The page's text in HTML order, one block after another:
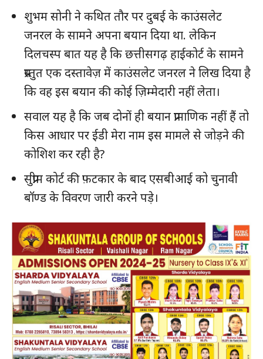
शुभम सोनी ने कथित तौर पर दुबई के काउंसलेट
जनरल के सामने अपना बयान दिया था. लेकिन
दिलचस्प बात यह है कि छत्तीसगढ़ हाईकोर्ट के सामने
प्रस्तुत एक दस्तावेज़ में काउंसलेट जनरल ने लिख दिया है
कि वह इस बयान की कोई ज़िम्मेदारी नहीं लेता।
सवाल यह है कि जब दोनों ही बयान प्रामाणिक नहीं हैं तो
किस आधार पर ईडी मेरा नाम इस मामले से जोड़ने की
कोशिश कर रही है?
सुप्रीम कोर्ट की फ़टकार के बाद एसबीआई को चुनावी
बॉण्ड के विवरण जारी करने पड़े।